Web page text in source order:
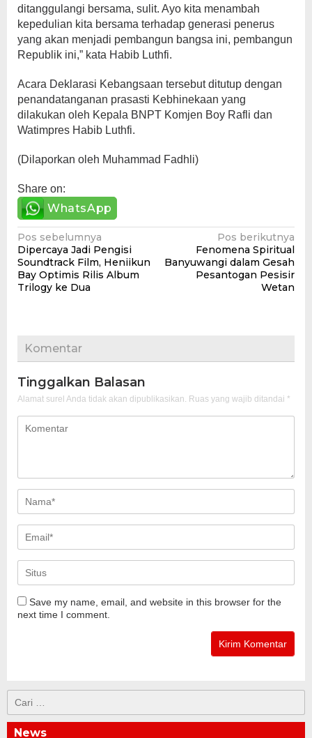
ditanggulangi bersama, sulit. Ayo kita menambah
kepedulian kita bersama terhadap generasi penerus
yang akan menjadi pembangun bangsa ini, pembangun
Republik ini,” kata Habib Luthfi.
Acara Deklarasi Kebangsaan tersebut ditutup dengan
penandatanganan prasasti Kebhinekaan yang
dilakukan oleh Kepala BNPT Komjen Boy Rafli dan
Watimpres Habib Luthfi.
(Dilaporkan oleh Muhammad Fadhli)
Share on:
WhatsApp
Navigasi
pos
Pos sebelumnya
Dipercaya Jadi Pengisi
Soundtrack Film, Heniikun
Bay Optimis Rilis Album
Trilogy ke Dua
Pos berikutnya
Fenomena Spiritual
Banyuwangi dalam Gesah
Pesantogan Pesisir
Wetan
Komentar
Tinggalkan Balasan
Alamat surel Anda tidak akan dipublikasikan. Ruas yang wajib ditandai *
Save my name, email, and website in this browser for the
next time I comment.
untuk:
News